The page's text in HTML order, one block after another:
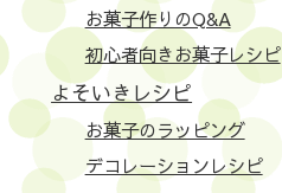
お菓子作りのQ&A
初心者向きお菓子レシピ
よそいきレシピ
お菓子のラッピング
デコレーションレシピ